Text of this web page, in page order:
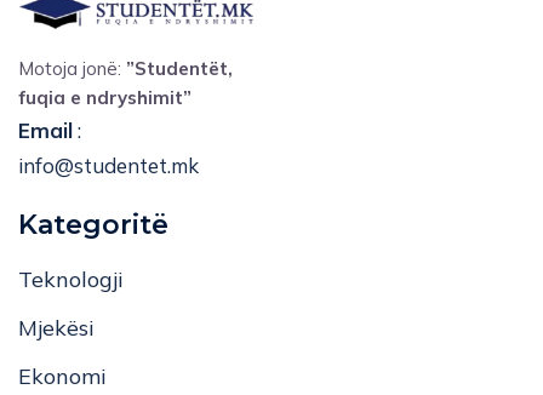
Motoja jonë: ”Studentët,
fuqia e ndryshimit”
Email:
info@studentet.mk
Kategoritë
Teknologji
Mjekësi
Ekonomi